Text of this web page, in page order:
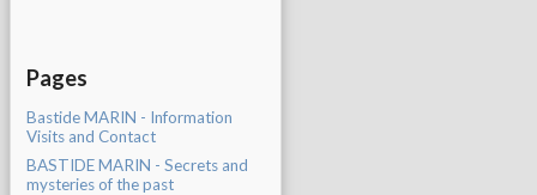
Pages
Bastide MARIN - Information
Visits and Contact
BASTIDE MARIN - Secrets and
mysteries of the past